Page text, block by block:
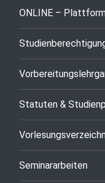
ONLINE –
Statuten &
Seminararbeiten